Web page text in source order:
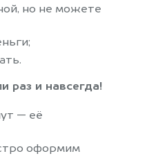
но не можете
раз и навсегда!
— её
оформим